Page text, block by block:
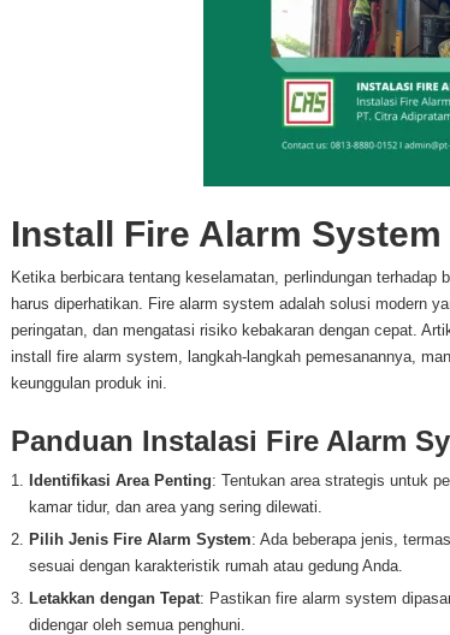
Install Fire Alarm System
Ketika berbicara tentang keselamatan, perlindungan terhadap
harus diperhatikan. Fire alarm system adalah solusi modern
peringatan, dan mengatasi risiko kebakaran dengan cepat.
install fire alarm system, langkah-langkah pemesanannya,
keunggulan produk ini.
Panduan Instalasi Fire Alarm
Identifikasi Area Penting: Tentukan area strategis untuk
kamar tidur, dan area yang sering dilewati.
Pilih Jenis Fire Alarm System: Ada beberapa jenis,
sesuai dengan karakteristik rumah atau gedung Anda.
Letakkan dengan Tepat: Pastikan fire alarm system
didengar oleh semua penghuni.